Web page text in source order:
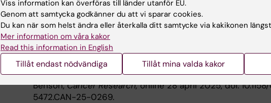
Publikation
“Combining Spatial Transcriptomics, Pseudotime, and
Learning Enables Discovery of Biomarkers for Prostate
Martin Smelik, Daniel Diaz-Roncero Gonzalez, Xiaojing An,
Heer, Lars Henningsohn, Xinxiu Li, Hui Wang, Yelin Zhao,
Benson,Cancer Research,online 28 april 2025, doi:
5472.CAN-25-0269.
Viss information kan överföras till länder utanför EU.
Genom att samtycka godkänner du att vi sparar cookies.
Du kan när som helst ändra eller återkalla ditt samtycke via kakikonen
Mer information om våra kakor
Read this information in English
Tillåt endast nödvändiga Tillåt mina valda kakor